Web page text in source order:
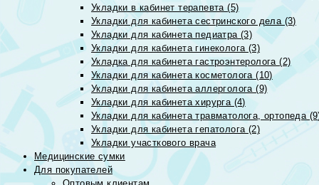
Укладки в кабинет терапевта (5)
Укладки для кабинета сестринского дела (3)
Укладки для кабинета педиатра (3)
Укладки для кабинета гинеколога (3)
Укладка для кабинета гастроэнтеролога (2)
Укладки для кабинета косметолога (10)
Укладки для кабинета аллерголога (9)
Укладки для кабинета хирурга (4)
Укладки для кабинета травматолога, ортопеда
Укладки для кабинета гепатолога (2)
Укладки участкового врача
Медицинские сумки
Для покупателей